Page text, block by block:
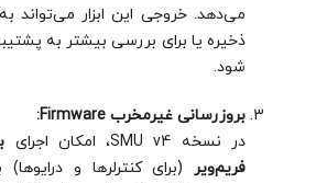
شود.
بروزرسانی غیر‌مخرب Firmware:
در نسخه SMU v4، امکان اجرای
فریم‌ویر (برای کنترلرها و